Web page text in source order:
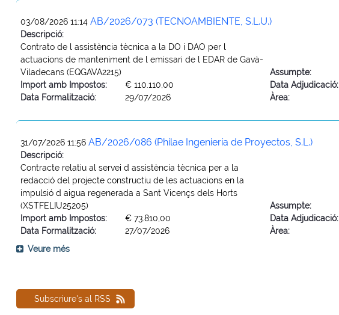
03/08/2026 11:14 AB/2026/073 (TECNOAMBIENTE, S.L.U.)
Descripció:
Contrato de l assistència tècnica a la DO i DAO per l
actuacions de manteniment de l emissari de l EDAR de Gavà-
Viladecans (EQGAVA2215)
Assumpte:
Import amb Impostos:
€ 110.110,00 Data Adjudicació:
Data Formalització:
29/07/2026 Àrea:
31/07/2026 11:56 AB/2026/086 (Philae Ingeniería de Proyectos, S.L.)
Descripció:
Contracte relatiu al servei d assistència tècnica per a la
redacció del projecte constructiu de les actuacions en la
impulsió d aigua regenerada a Sant Vicençs dels Horts
(XSTFELIU25205)
Assumpte:
Import amb Impostos:
€ 73.810,00 Data Adjudicació:
Data Formalització:
27/07/2026 Àrea:
Veure més
Subscriure's al RSS